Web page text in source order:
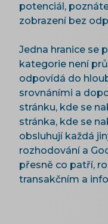
potenciál,
zobrazení bez
Jedna hranice se
kategorie není
odpovídá do
srovnáními a
stránku, kde se
stránka, kde se
obsluhují každá
rozhodování a
přesně co patří,
transakčním a